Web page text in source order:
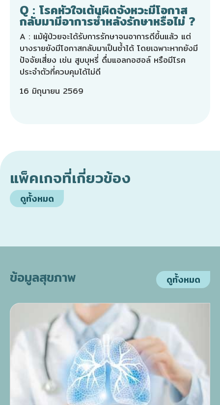
Q : โรคหัวใจเต้นผิดจังหวะมีโอกาส
กลับมามีอาการซ้ำหลังรักษาหรือไม่ ?
A : แม้ผู้ป่วยจะได้รับการรักษาจนอาการดีขึ้นแล้ว แต่
บางรายยังมีโอกาสกลับมาเป็นซ้ำได้ โดยเฉพาะหากยังมี
ปัจจัยเสี่ยง เช่น สูบบุหรี่ ดื่มแอลกอฮอล์ หรือมีโรค
ประจำตัวที่ควบคุมได้ไม่ดี
16 มิถุนายน 2569
แพ็คเกจที่เกี่ยวข้อง
ดูทั้งหมด
ข้อมูลสุขภาพ ดูทั้งหมด